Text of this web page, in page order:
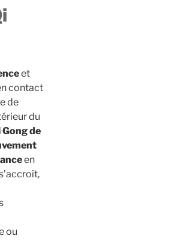
et
contact
de
du
Gong de
en
ou